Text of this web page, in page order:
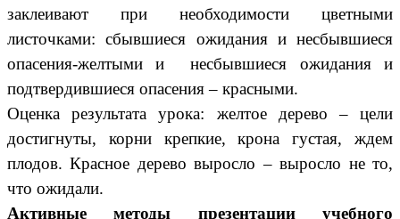
заклеивают при необходимости цветными
листочками: сбывшиеся ожидания и несбывшиеся
опасения-желтыми и несбывшиеся ожидания и
подтвердившиеся опасения – красными.
Оценка результата урока: желтое дерево – цели
достигнуты, корни крепкие, крона густая, ждем
плодов. Красное дерево выросло – выросло не то,
что ожидали.
Активные методы презентации учебного